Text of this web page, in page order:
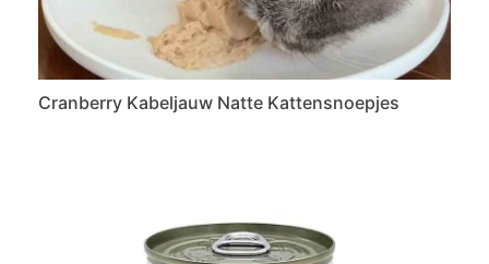
Cranberry Kabeljauw Natte Kattensnoepjes